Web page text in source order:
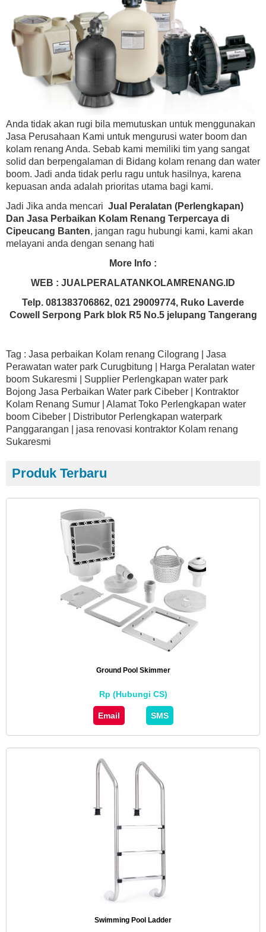
Anda tidak akan rugi bila memutuskan untuk menggunakan
Jasa Perusahaan Kami untuk mengurusi water boom dan
kolam renang Anda. Sebab kami memiliki tim yang sangat
solid dan berpengalaman di Bidang kolam renang dan water
boom. Jadi anda tidak perlu ragu untuk hasilnya, karena
kepuasan anda adalah prioritas utama bagi kami.
Jadi Jika anda mencari Jual Peralatan (Perlengkapan)
Dan Jasa Perbaikan Kolam Renang Terpercaya di
Cipeucang Banten, jangan ragu hubungi kami, kami akan
melayani anda dengan senang hati
More Info :
WEB : JUALPERALATANKOLAMRENANG.ID
Telp. 081383706862, 021 29009774, Ruko Laverde
Cowell Serpong Park blok R5 No.5 jelupang Tangerang
Tag : Jasa perbaikan Kolam renang Cilograng | Jasa
Perawatan water park Curugbitung | Harga Peralatan water
boom Sukaresmi | Supplier Perlengkapan water park
Bojong Jasa Perbaikan Water park Cibeber | Kontraktor
Kolam Renang Sumur | Alamat Toko Perlengkapan water
boom Cibeber | Distributor Perlengkapan waterpark
Panggarangan | jasa renovasi kontraktor Kolam renang
Sukaresmi
Produk Terbaru
Ground Pool Skimmer
Rp (Hubungi CS)
Email SMS
Swimming Pool Ladder